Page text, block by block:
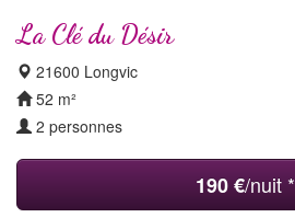
La Clé du Désir
21600 Longvic
52 m²
2 personnes
190 €/nuit *